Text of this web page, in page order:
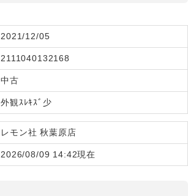
2021/12/05
2111040132168
中古
外観ｽﾚｷｽﾞ少
レモン社 秋葉原店
2026/08/09 14:42現在